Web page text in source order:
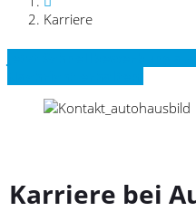
Karriere
Karriere bei